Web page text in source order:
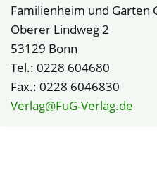
Familienheim und Garten
Oberer Lindweg 2
53129 Bonn
Tel.: 0228 604680
Fax.: 0228 6046830
Verlag@FuG-Verlag.de